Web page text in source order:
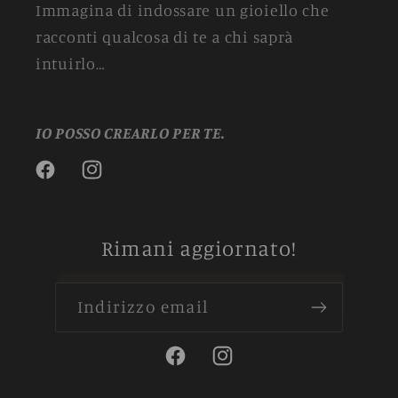
Immagina di indossare un gioiello che
racconti qualcosa di te a chi saprà
intuirlo…
IO POSSO CREARLO PER TE.
FacebookInstagram
Rimani aggiornato!
Indirizzo email
FacebookInstagram